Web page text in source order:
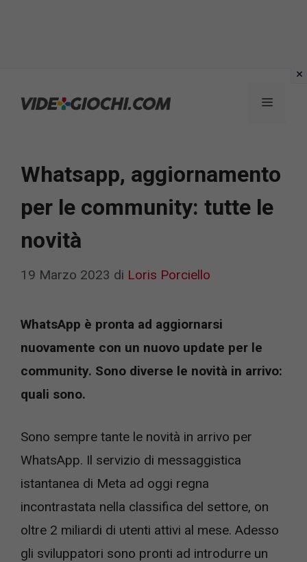
Menu
Whatsapp, aggiornamento
per le community: tutte le
novità
19 Marzo 2023 di Loris Porciello
WhatsApp è pronta ad aggiornarsi
nuovamente con un nuovo update per le
community. Sono diverse le novità in arrivo:
quali sono.
Sono sempre tante le novità in arrivo per
WhatsApp. Il servizio di messaggistica
istantanea di Meta ad oggi regna
incontrastata nella classifica del settore, on
oltre 2 miliardi di utenti attivi al mese. Adesso
gli sviluppatori sono pronti ad introdurre un